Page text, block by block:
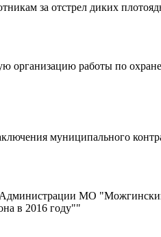
за отстрел диких
организацию работы по
муниципального
МО
в 2016 году""